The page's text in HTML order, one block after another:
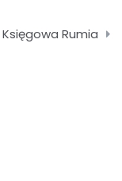
Księgowa Rumia